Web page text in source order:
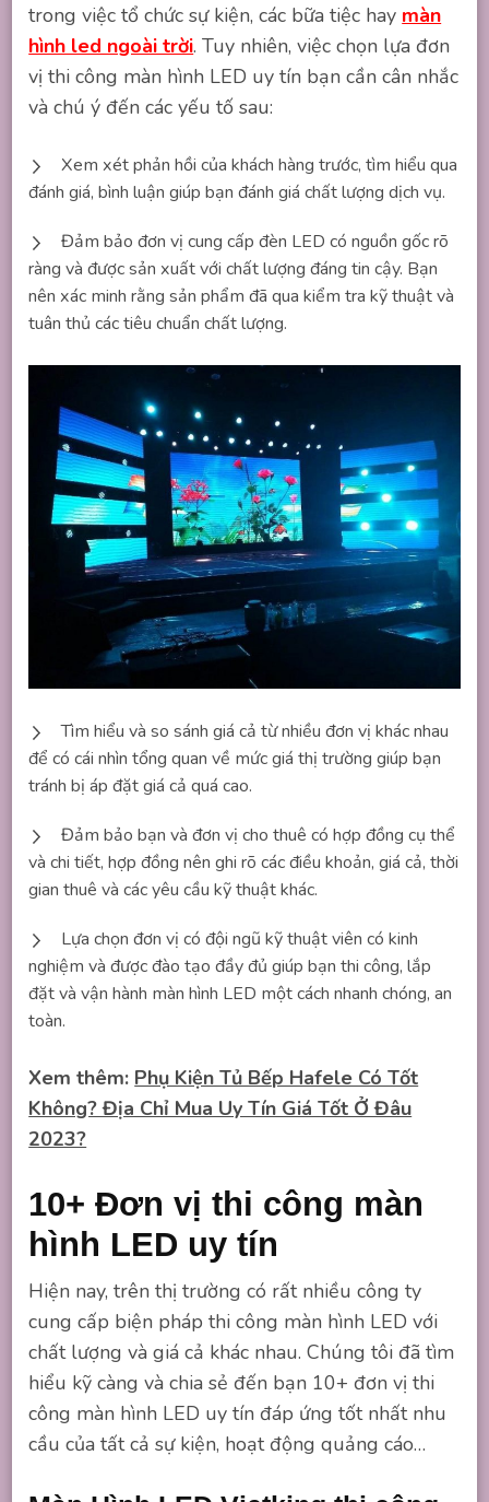
trong việc tổ chức sự kiện, các bữa tiệc hay màn
hình led ngoài trời. Tuy nhiên, việc chọn lựa đơn
vị thi công màn hình LED uy tín bạn cần cân nhắc
và chú ý đến các yếu tố sau:
Xem xét phản hồi của khách hàng trước, tìm hiểu qua
đánh giá, bình luận giúp bạn đánh giá chất lượng dịch vụ.
Đảm bảo đơn vị cung cấp đèn LED có nguồn gốc rõ
ràng và được sản xuất với chất lượng đáng tin cậy. Bạn
nên xác minh rằng sản phẩm đã qua kiểm tra kỹ thuật và
tuân thủ các tiêu chuẩn chất lượng.
Tìm hiểu và so sánh giá cả từ nhiều đơn vị khác nhau
để có cái nhìn tổng quan về mức giá thị trường giúp bạn
tránh bị áp đặt giá cả quá cao.
Đảm bảo bạn và đơn vị cho thuê có hợp đồng cụ thể
và chi tiết, hợp đồng nên ghi rõ các điều khoản, giá cả, thời
gian thuê và các yêu cầu kỹ thuật khác.
Lựa chọn đơn vị có đội ngũ kỹ thuật viên có kinh
nghiệm và được đào tạo đầy đủ giúp bạn thi công, lắp
đặt và vận hành màn hình LED một cách nhanh chóng, an
toàn.
Xem thêm: Phụ Kiện Tủ Bếp Hafele Có Tốt
Không? Địa Chỉ Mua Uy Tín Giá Tốt Ở Đâu
2023?
10+ Đơn vị thi công màn
hình LED uy tín
Hiện nay, trên thị trường có rất nhiều công ty
cung cấp biện pháp thi công màn hình LED với
chất lượng và giá cả khác nhau. Chúng tôi đã tìm
hiểu kỹ càng và chia sẻ đến bạn 10+ đơn vị thi
công màn hình LED uy tín đáp ứng tốt nhất nhu
cầu của tất cả sự kiện, hoạt động quảng cáo…